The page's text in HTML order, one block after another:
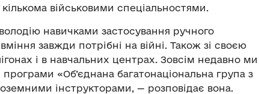
військовими спеціальностями.
навичками застосування ручного
завжди потрібні на війні. Також зі своєю
і в навчальних центрах. Зовсім недавно ми
«Об’єднана багатонаціональна група з
інструкторами, — розповідає вона.